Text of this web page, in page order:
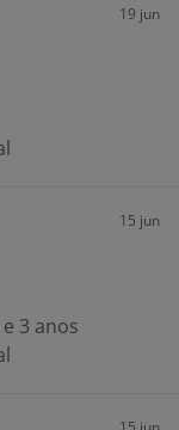
19 jun
15 jun
3 anos